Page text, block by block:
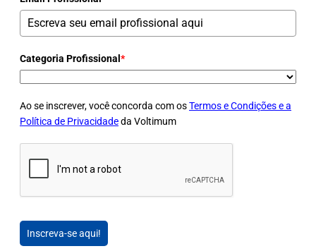
Categoria Profissional *
Ao se inscrever, você concorda com osTermos e Condições e a
Política de Privacidadeda Voltimum
Inscreva-se aqui!